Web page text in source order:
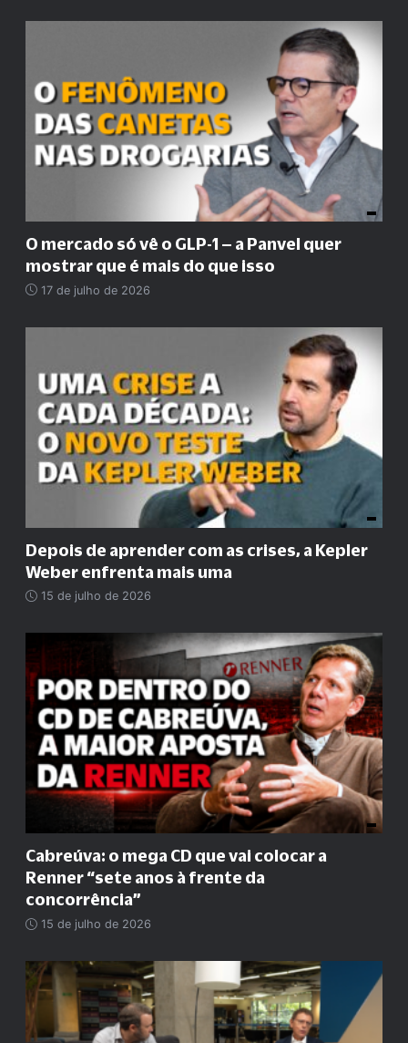
O mercado só vê o GLP-1 – a Panvel quer
mostrar que é mais do que isso
17 de julho de 2026
Depois de aprender com as crises, a Kepler
Weber enfrenta mais uma
15 de julho de 2026
Cabreúva: o mega CD que vai colocar a
Renner“sete anos à frente da
concorrência”
15 de julho de 2026